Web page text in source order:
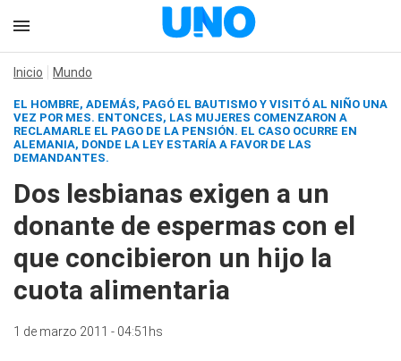
Inicio Mundo
EL HOMBRE, ADEMÁS, PAGÓ EL BAUTISMO Y VISITÓ AL NIÑO UNA
VEZ POR MES. ENTONCES, LAS MUJERES COMENZARON A
RECLAMARLE EL PAGO DE LA PENSIÓN. EL CASO OCURRE EN
ALEMANIA, DONDE LA LEY ESTARÍA A FAVOR DE LAS
DEMANDANTES.
Dos lesbianas exigen a un
donante de espermas con el
que concibieron un hijo la
cuota alimentaria
1 de marzo 2011 - 04:51hs